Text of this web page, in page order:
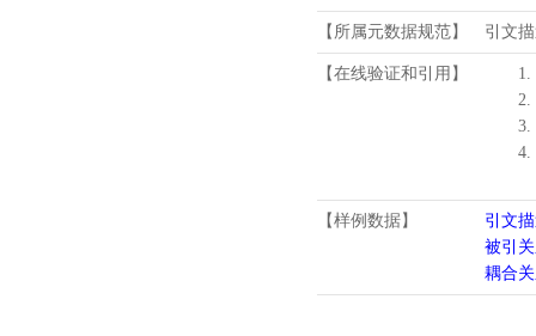
【所属元数据规范】 引文
【在线验证和引用】
1.
2.
3.
4.
【样例数据】
引文
被引
耦合